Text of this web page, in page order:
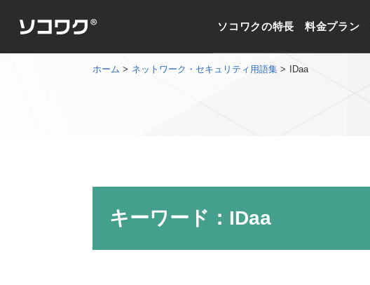
ソコワクの特長 料金プラン
ホーム ネットワーク・セキュリティ用語集 IDaa
キーワード：IDaa